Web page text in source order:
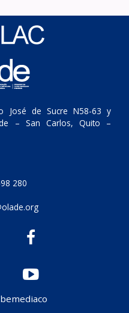
José de Sucre N58-63 y
– San Carlos, Quito –
280